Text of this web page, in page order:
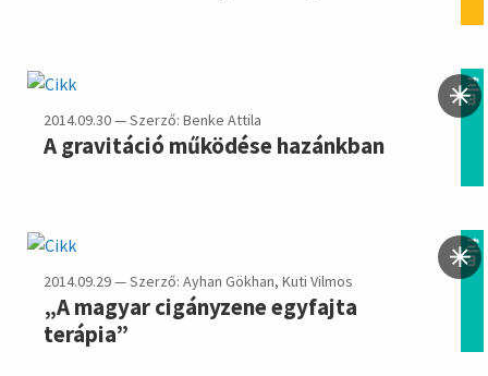
film
2014.09.30 — Szerző: Benke Attila
A gravitáció működése hazánkban
film
2014.09.29 — Szerző: Ayhan Gökhan, Kuti Vilmos
„A magyar cigányzene egyfajta
terápia”